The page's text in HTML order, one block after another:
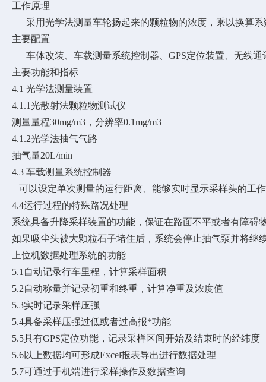
工作原理
采用光学法测量车轮扬起来的颗粒物的浓度，乘以换算
主要配置
车体改装、车载测量系统控制器、GPS定位装置、无线
主要功能和指标
4.1 光学法测量装置
4.1.1光散射法颗粒物测试仪
测量量程30mg/m3，分辨率0.1mg/m3
4.1.2光学法抽气气路
抽气量20L/min
4.3 车载测量系统控制器
可以设定单次测量的运行距离、能够实时显示采样头的工
4.4运行过程的特殊路况处理
系统具备升降采样装置的功能，保证在路面不平或者有障碍
如果吸尘头被大颗粒石子堵住后，系统会停止抽气泵并将
上位机数据处理系统的功能
5.1自动记录行车里程，计算采样面积
5.2自动称量并记录初重和终重，计算净重及浓度值
5.3实时记录采样压强
5.4具备采样压强过低或者过高报*功能
5.5具有GPS定位功能，记录采样区间开始及结束时的经纬度
5.6以上数据均可形成Excel报表导出进行数据处理
5.7可通过手机端进行采样操作及数据查询